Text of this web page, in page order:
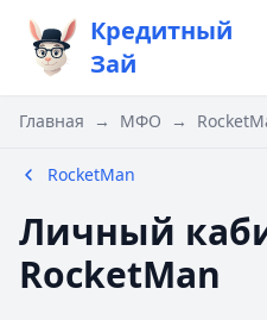
Кредитный
Зай
Главная → МФО →
RocketMan
Личный
RocketMan